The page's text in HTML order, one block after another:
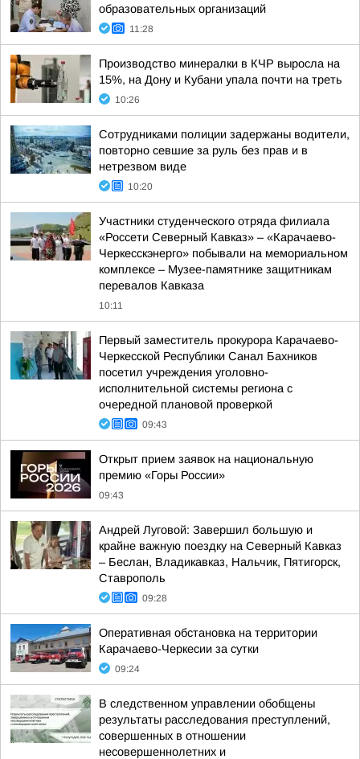
образовательных организаций
11:28
Производство минералки в КЧР выросла на
15%, на Дону и Кубани упала почти на треть
10:26
Сотрудниками полиции задержаны водители,
повторно севшие за руль без прав и в
нетрезвом виде
10:20
Участники студенческого отряда филиала
«Россети Северный Кавказ» – «Карачаево-
Черкесскэнерго» побывали на мемориальном
комплексе – Музее-памятнике защитникам
перевалов Кавказа
10:11
Первый заместитель прокурора Карачаево-
Черкесской Республики Санал Бахников
посетил учреждения уголовно-
исполнительной системы региона с
очередной плановой проверкой
09:43
Открыт прием заявок на национальную
премию «Горы России»
09:43
Андрей Луговой: Завершил большую и
крайне важную поездку на Северный Кавказ
– Беслан, Владикавказ, Нальчик, Пятигорск,
Ставрополь
09:28
Оперативная обстановка на территории
Карачаево-Черкесии за сутки
09:24
В следственном управлении обобщены
результаты расследования преступлений,
совершенных в отношении
несовершеннолетних и